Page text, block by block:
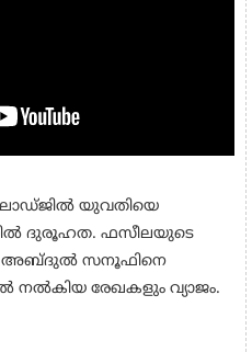
ലോഡ്ജില്‍ യുവതിയെ
ദുരൂഹത. ഫസീലയുടെ
അബ്ദുല്‍ സനൂഫിനെ
രേഖകളും വ്യാജം.